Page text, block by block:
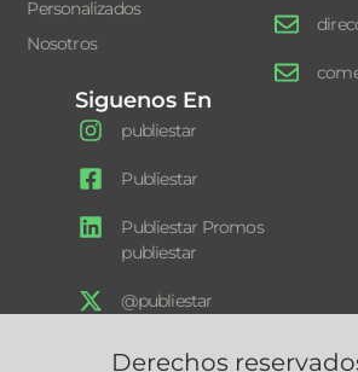
Personalizados
Nosotros
Siguenos En
publiestar
Publiestar
Publiestar Promos
publiestar
@publiestar
Derechos